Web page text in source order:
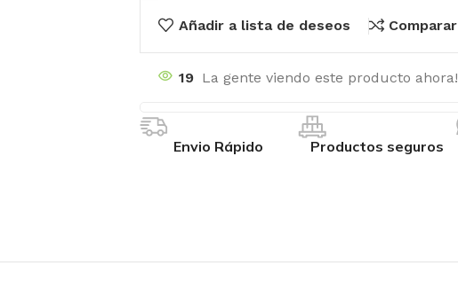
Añadir a lista de deseos Comparar
19 La gente viendo este producto ahora!
Envio Rápido Productos seguros